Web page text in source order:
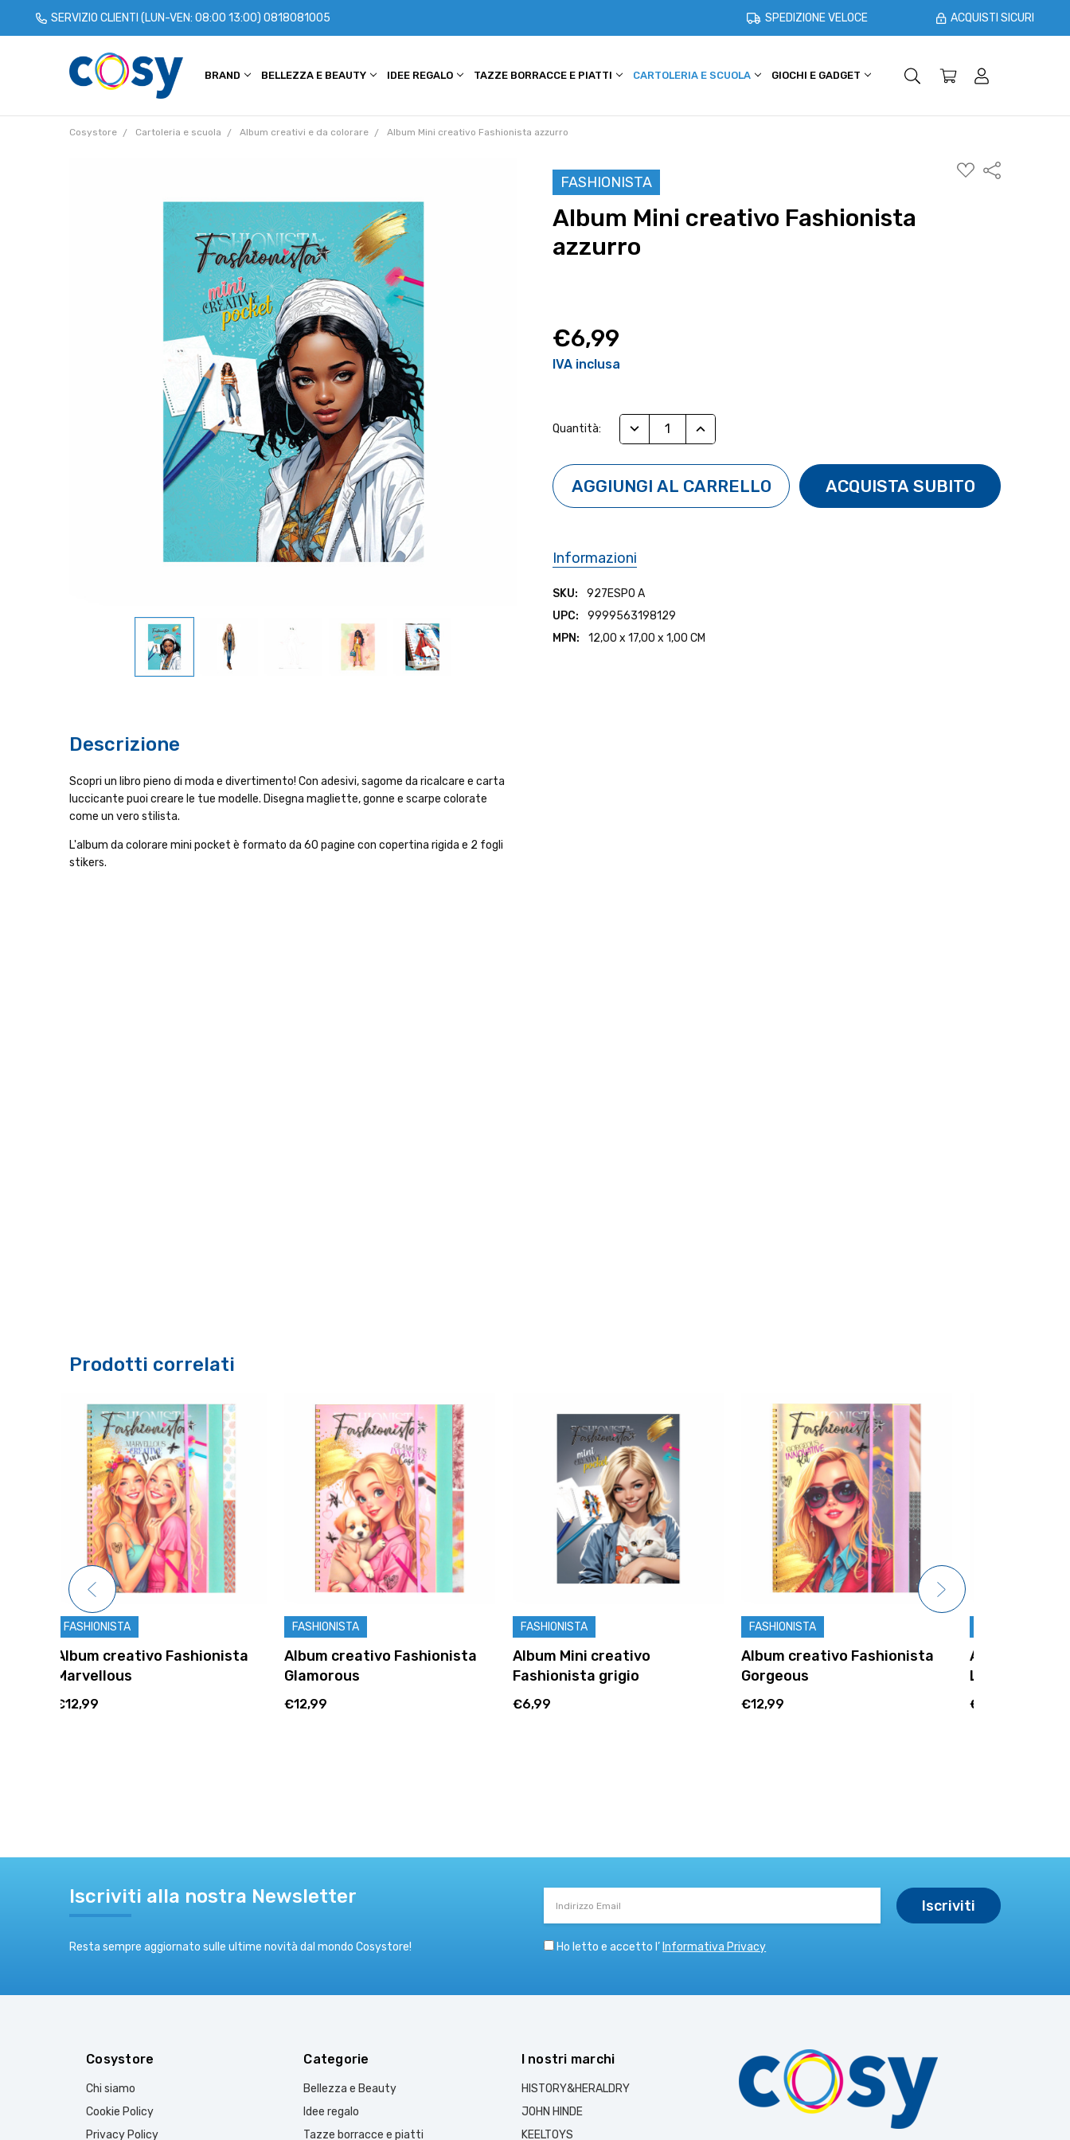
SERVIZIO CLIENTI (LUN-VEN: 08:00 13:00) 0818081005 SPEDIZIONE VELOCE ACQUISTI SICURI
BRAND BELLEZZA E BEAUTY IDEE REGALO TAZZE BORRACCE E PIATTI CARTOLERIA E SCUOLA GIOCHI E GADGET SHOPPER E CASA
CHI SIAMO
COOKIE POLICY
PRIVACY POLICY
TERMINI E CONDIZIONI
SPEDIZIONI
CONTATTACI
BLOG
Cosystore Cartoleria e scuola Album creativi e da colorare Album Mini creativo Fashionista azzurro
FASHIONISTA
AGGIUNGI
ALLA
Condividi
Album Mini creativo Fashionista
azzurro
€6,99
IVA inclusa
Attuale:
Quantità: RIDUCI QUANTITÀ:AUMENTA QUANTITÀ:
Informazioni
SKU:
927ESPO A
UPC:
9999563198129
MPN:
12,00 x 17,00 x 1,00 CM
Descrizione
Scopri un libro pieno di moda e divertimento! Con adesivi, sagome da ricalcare e carta
luccicante puoi creare le tue modelle. Disegna magliette, gonne e scarpe colorate
come un vero stilista.
L'album da colorare mini pocket è formato da 60 pagine con copertina rigida e 2 fogli
stikers.
Prodotti correlati
FASHIONISTA
Album creativo Fashionista
Glamorous
€12,99
FASHIONISTA
Album Mini creativo
Fashionista grigio
€6,99
FASHIONISTA
Album creativo Fashionista
Gorgeous
€12,99
FASHIONISTA
Album creativo Fashionista
Lovesome
€12,99
Iscriviti alla nostra Newsletter
Resta sempre aggiornato sulle ultime novità dal mondo Cosystore!
Email
Ho letto e accetto l’ Informativa Privacy
Cosystore
Chi siamo
Cookie Policy
Privacy Policy
Categorie
Bellezza e Beauty
Idee regalo
Tazze borracce e piatti
I nostri marchi
HISTORY&HERALDRY
JOHN HINDE
KEELTOYS